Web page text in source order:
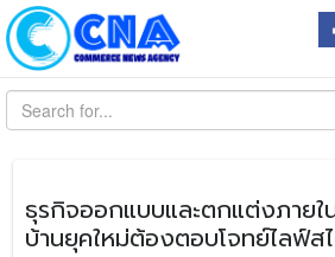
ธุรกิจออกแบบและตกแต่งภายใ
บ้านยุคใหม่ต้องตอบโจทย์ไลฟ์ส